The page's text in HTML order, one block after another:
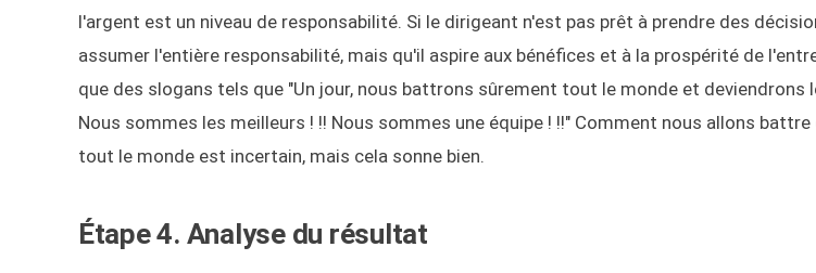
l'argent est un niveau de responsabilité. Si le dirigeant n'est pas prêt à prendre des
assumer l'entière responsabilité, mais qu'il aspire aux bénéfices et à la prospérité de
que des slogans tels que "Un jour, nous battrons sûrement tout le monde et deviendrons
Nous sommes les meilleurs ! !! Nous sommes une équipe ! !!" Comment nous allons
tout le monde est incertain, mais cela sonne bien.
Étape 4. Analyse du résultat